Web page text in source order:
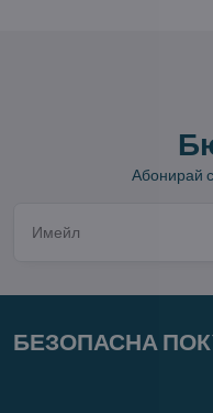
Абонирай
БЕЗОПАСНА